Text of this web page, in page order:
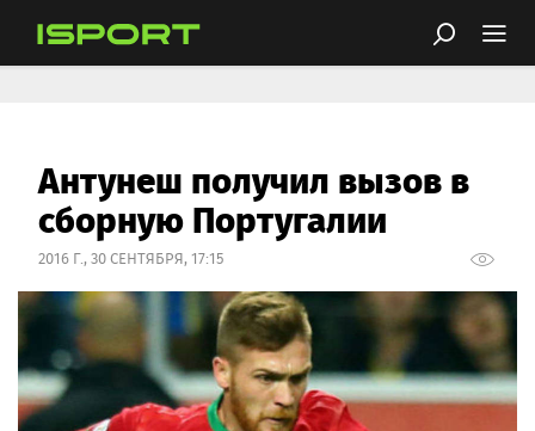
Антунеш получил вызов в
сборную Португалии
2016 Г., 30 СЕНТЯБРЯ, 17:15